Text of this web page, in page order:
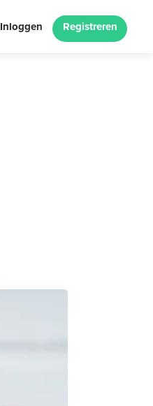
Inloggen Registreren